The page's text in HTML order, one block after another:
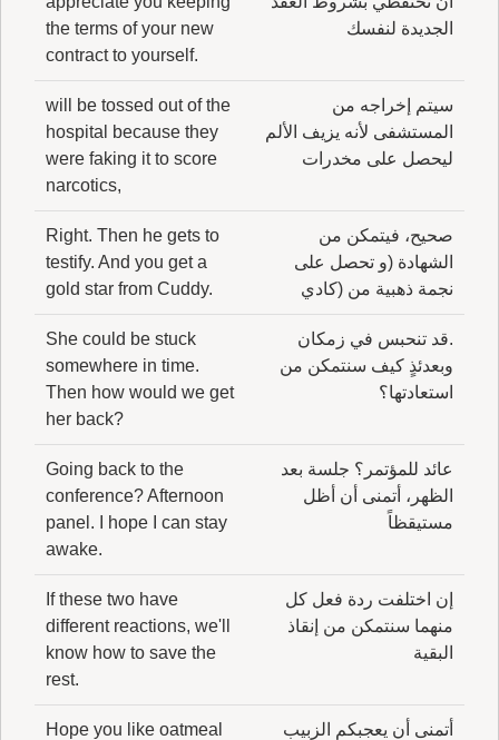
الجديدة لنفسك
the terms of your new
contract to yourself.
سيتم إخراجه من
المستشفى لأنه يزيف الألم
ليحصل على مخدرات
will be tossed out of the
hospital because they
were faking it to score
narcotics,
صحيح، فيتمكن من
الشهادة (و تحصل على
نجمة ذهبية من (كادي
Right. Then he gets to
testify. And you get a
gold star from Cuddy.
.قد تنحبس في زمكان
وبعدئذٍ كيف سنتمكن من
استعادتها؟
She could be stuck
somewhere in time.
Then how would we get
her back?
عائد للمؤتمر؟ جلسة بعد
الظهر، أتمنى أن أظل
مستيقظاً
Going back to the
conference? Afternoon
panel. I hope I can stay
awake.
إن اختلفت ردة فعل كل
منهما سنتمكن من إنقاذ
البقية
If these two have
different reactions, we'll
know how to save the
rest.
أتمنى أن يعجبكم الزبيب Hope you like oatmeal